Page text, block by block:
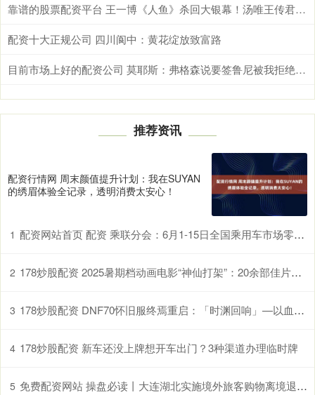
靠谱的股票配资平台 王一博《人鱼》杀回大银幕！汤唯王传君组&#039;演技天团&#039;，这次他敢砸流量饭碗？
配资十大正规公司 四川阆中：黄花绽放致富路
目前市场上好的配资公司 莫耶斯：弗格森说要签鲁尼被我拒绝，但欧洲杯后很难再留住他
推荐资讯
配资行情网 周末颜值提升计划：我在SUYAN
的绣眉体验全记录，透明消费太安心！
1 配资网站首页 配资 乘联分会：6月1-15日全国乘用车市场零售70.6万辆，同比去年6月同期增长20%
2 178炒股配资 2025暑期档动画电影“神仙打架”：20余部佳片谁能接棒《哪吒2》？
3 178炒股配资 DNF70怀旧服终焉重启：「时渊回响」—以血为墨重写圣战编年史！_战魂_法则_剑魂
4 178炒股配资 新车还没上牌想开车出门？3种渠道办理临时牌
5 免费配资网站 操盘必读丨大连湖北实施境外旅客购物离境退税政策；苏超赞助商增至20家